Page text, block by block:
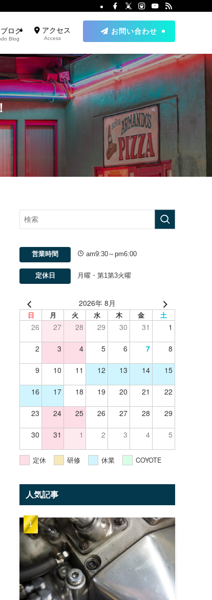
ブログ
Blog
アクセス
Access
お問い合わせ
営業時間 am9:30～pm6:00
定休日 月曜・第1第3火曜
2026年 8月
日 月 火 水 木 金 土
26 27 28 29 30 31 1
2 3 4 5 6 7 8
9 10 11 12 13 14 15
16 17 18 19 20 21 22
23 24 25 26 27 28 29
30 31 1 2 3 4 5
定休 研修 休業 COYOTE
人気記事